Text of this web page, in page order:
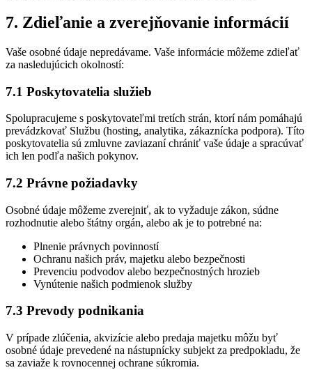
7. Zdieľanie a zverejňovanie informácií
Vaše osobné údaje nepredávame. Vaše informácie môžeme zdieľať
za nasledujúcich okolností:
7.1 Poskytovatelia služieb
Spolupracujeme s poskytovateľmi tretích strán, ktorí nám pomáhajú
prevádzkovať Službu (hosting, analytika, zákaznícka podpora). Títo
poskytovatelia sú zmluvne zaviazaní chrániť vaše údaje a spracúvať
ich len podľa našich pokynov.
7.2 Právne požiadavky
Osobné údaje môžeme zverejniť, ak to vyžaduje zákon, súdne
rozhodnutie alebo štátny orgán, alebo ak je to potrebné na:
Plnenie právnych povinností
Ochranu našich práv, majetku alebo bezpečnosti
Prevenciu podvodov alebo bezpečnostných hrozieb
Vynútenie našich podmienok služby
7.3 Prevody podnikania
V prípade zlúčenia, akvizície alebo predaja majetku môžu byť
osobné údaje prevedené na nástupnícky subjekt za predpokladu, že
sa zaviaže k rovnocennej ochrane súkromia.